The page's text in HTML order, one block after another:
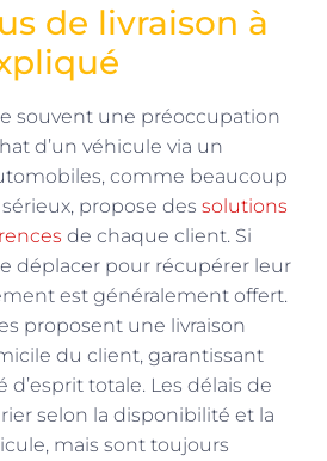
de livraison à
souvent une préoccupation
d’un véhicule via un
comme beaucoup
propose des solutions
de chaque client. Si
déplacer pour récupérer leur
est généralement offert.
proposent une livraison
du client, garantissant
totale. Les délais de
selon la disponibilité et la
mais sont toujours